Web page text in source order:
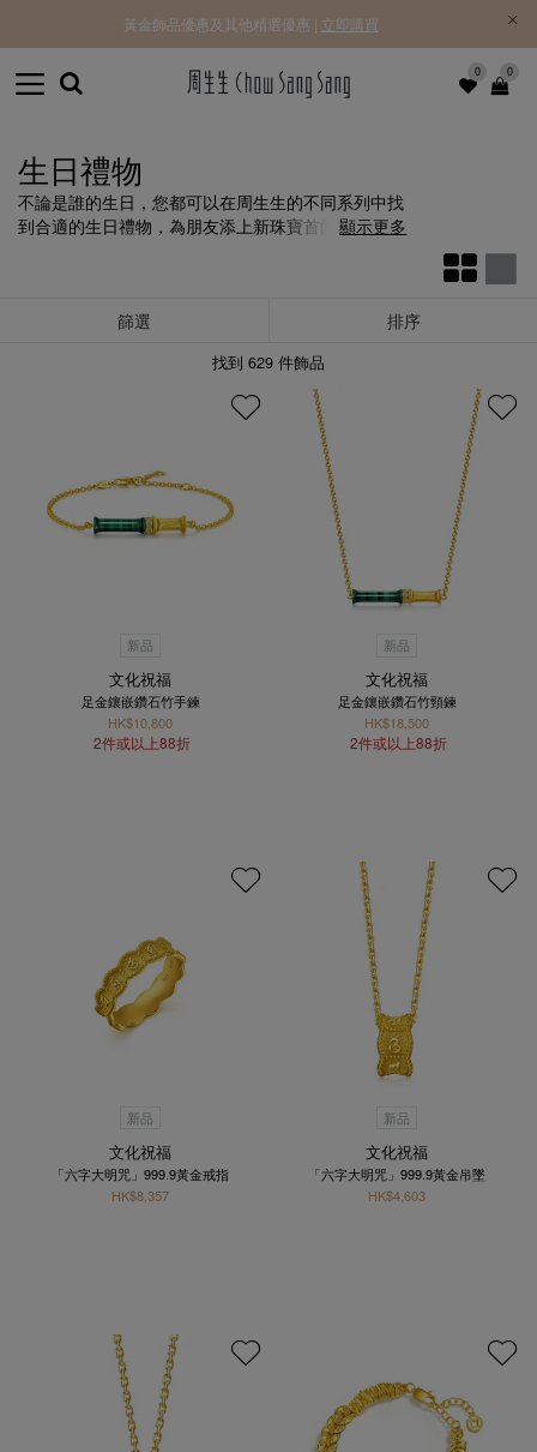
0 0
黃金飾品優惠及其他精選優惠 | 立即購買
生日禮物
不論是誰的生日，您都可以在周生生的不同系列中找
到合適的生日禮物，為朋友添上新珠寶首飾，傳遞您
顯示更多
篩選 排序
找到 629 件飾品
新品
文化祝福
足金鑲嵌鑽石竹手鍊
HK$10,800
2件或以上88折
新品
文化祝福
足金鑲嵌鑽石竹頸鍊
HK$18,500
2件或以上88折
新品
文化祝福
「六字大明咒」999.9黃金戒指
HK$8,357
新品
文化祝福
「六字大明咒」999.9黃金吊墜
HK$4,603